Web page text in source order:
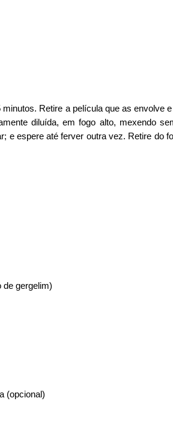
Retire a película que as envolve
diluída, em fogo alto, mexendo
e espere até ferver outra vez. Retire do
de gergelim)
(opcional)